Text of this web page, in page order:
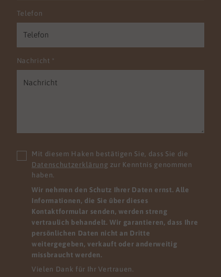
Telefon
Nachricht *
Mit diesem Haken bestätigen Sie, dass Sie die
Datenschutzerklärung zur Kenntnis genommen
haben.
Wir nehmen den Schutz Ihrer Daten ernst. Alle
Informationen, die Sie über dieses
Kontaktformular senden, werden streng
vertraulich behandelt. Wir garantieren, dass Ihre
persönlichen Daten nicht an Dritte
weitergegeben, verkauft oder anderweitig
missbraucht werden.
Vielen Dank für Ihr Vertrauen.